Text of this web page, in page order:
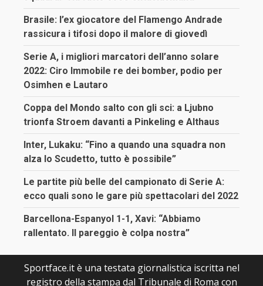
Brasile: l’ex giocatore del Flamengo Andrade
rassicura i tifosi dopo il malore di giovedì
Serie A, i migliori marcatori dell’anno solare
2022: Ciro Immobile re dei bomber, podio per
Osimhen e Lautaro
Coppa del Mondo salto con gli sci: a Ljubno
trionfa Stroem davanti a Pinkeling e Althaus
Inter, Lukaku: “Fino a quando una squadra non
alza lo Scudetto, tutto è possibile”
Le partite più belle del campionato di Serie A:
ecco quali sono le gare più spettacolari del 2022
Barcellona-Espanyol 1-1, Xavi: “Abbiamo
rallentato. Il pareggio è colpa nostra”
Sportface.it è una testata giornalistica iscritta nel
registro della stampa dal Tribunale di Roma con